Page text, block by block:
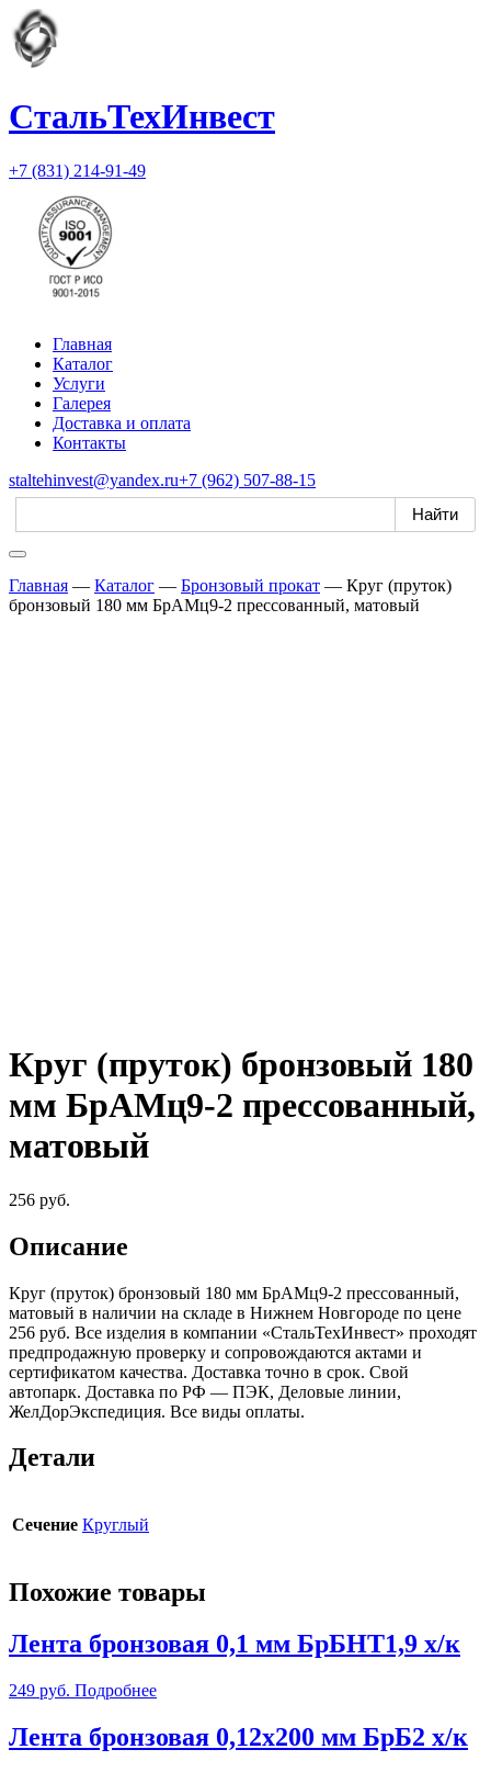
СтальТехИнвест
+7 (831) 214-91-49
Главная
Каталог
Услуги
Галерея
Доставка и оплата
Контакты
staltehinvest@yandex.ru+7 (962) 507-88-15
Главная — Каталог — Бронзовый прокат — Круг (пруток)
бронзовый 180 мм БрАМц9-2 прессованный, матовый
Круг (пруток) бронзовый 180
мм БрАМц9-2 прессованный,
матовый
256 руб.
Описание
Круг (пруток) бронзовый 180 мм БрАМц9-2 прессованный,
матовый в наличии на складе в Нижнем Новгороде по цене
256 руб. Все изделия в компании «СтальТехИнвест» проходят
предпродажную проверку и сопровождаются актами и
сертификатом качества. Доставка точно в срок. Свой
автопарк. Доставка по РФ — ПЭК, Деловые линии,
ЖелДорЭкспедиция. Все виды оплаты.
Детали
Сечение Круглый
Похожие товары
Лента бронзовая 0,1 мм БрБНТ1,9 х/к
249 руб. Подробнее
Лента бронзовая 0,12х200 мм БрБ2 х/к